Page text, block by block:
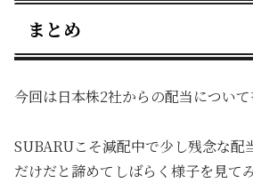
まとめ
今回は日本株2社からの配当につい
SUBARUこそ減配中で少し残念な配
だけだと諦めてしばらく様子を見て